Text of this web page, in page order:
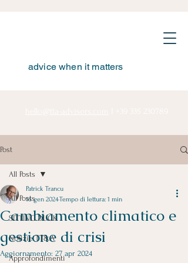
advice when it matters
Post
All Posts
SITTING DUCK
Notizie TT&A
Approfondimenti
All Posts
Cambiamento climatico e
gestione di crisi
Patrick Trancu
16 gen 2024Tempo di lettura: 1 min
Aggiornamento: 27 apr 2024